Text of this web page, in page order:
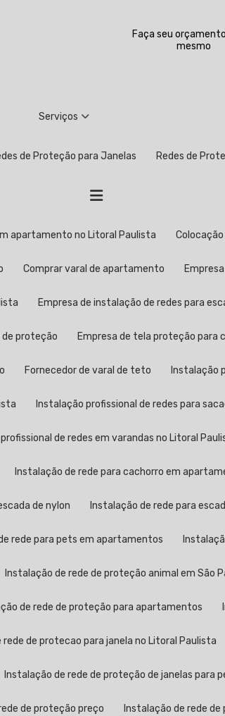
Faça seu
mesmo
Serviços
de Proteção para Janelas Redes de
apartamento no Litoral Paulista
Comprar varal de apartamento
Empresa de instalação de redes para
de proteção Empresa de tela proteção para
Fornecedor de varal de teto Instalação
Instalação profissional de redes para
de redes em varandas no Litoral
Instalação de rede para cachorro em
de nylon Instalação de rede para
rede para pets em apartamentos
Instalação de rede de proteção animal em São
de rede de proteção para apartamentos
rede de protecao para janela no Litoral Paulista
Instalação de rede de proteção de janelas para
de proteção preço Instalação de rede